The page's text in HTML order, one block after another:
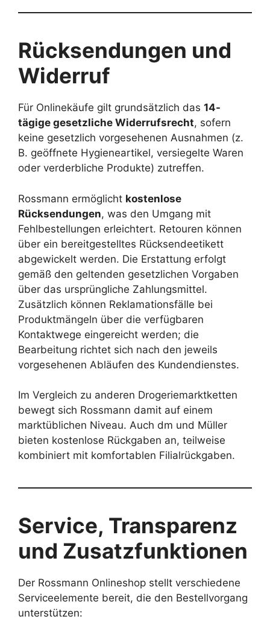
Rücksendungen und
Widerruf
Für Onlinekäufe gilt grundsätzlich das 14-
tägige gesetzliche Widerrufsrecht, sofern
keine gesetzlich vorgesehenen Ausnahmen (z.
B. geöffnete Hygieneartikel, versiegelte Waren
oder verderbliche Produkte) zutreffen.
Rossmann ermöglicht kostenlose
Rücksendungen, was den Umgang mit
Fehlbestellungen erleichtert. Retouren können
über ein bereitgestelltes Rücksendeetikett
abgewickelt werden. Die Erstattung erfolgt
gemäß den geltenden gesetzlichen Vorgaben
über das ursprüngliche Zahlungsmittel.
Zusätzlich können Reklamationsfälle bei
Produktmängeln über die verfügbaren
Kontaktwege eingereicht werden; die
Bearbeitung richtet sich nach den jeweils
vorgesehenen Abläufen des Kundendienstes.
Im Vergleich zu anderen Drogeriemarktketten
bewegt sich Rossmann damit auf einem
marktüblichen Niveau. Auch dm und Müller
bieten kostenlose Rückgaben an, teilweise
kombiniert mit komfortablen Filialrückgaben.
Service, Transparenz
und Zusatzfunktionen
Der Rossmann Onlineshop stellt verschiedene
Serviceelemente bereit, die den Bestellvorgang
unterstützen: